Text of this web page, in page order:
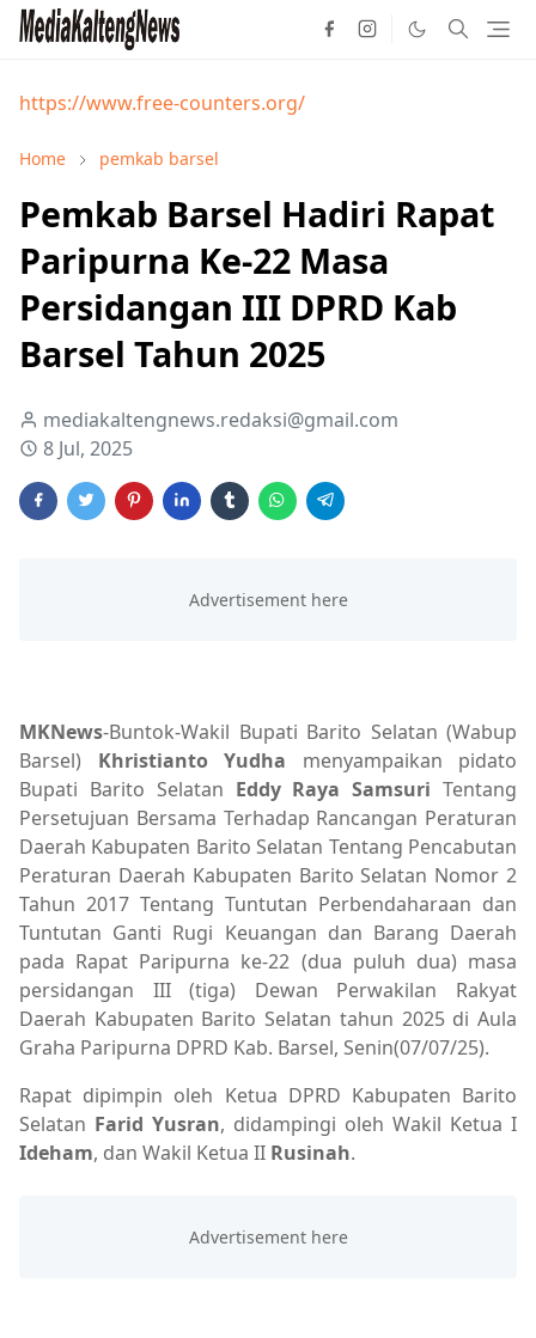
https://www.free-counters.org/
Home pemkab barsel
Pemkab Barsel Hadiri Rapat
Paripurna Ke-22 Masa
Persidangan III DPRD Kab
Barsel Tahun 2025
mediakaltengnews.redaksi@gmail.com
8 Jul, 2025
MKNews-Buntok-Wakil Bupati Barito Selatan (Wabup
Barsel) Khristianto Yudha menyampaikan pidato
Bupati Barito Selatan Eddy Raya Samsuri Tentang
Persetujuan Bersama Terhadap Rancangan Peraturan
Daerah Kabupaten Barito Selatan Tentang Pencabutan
Peraturan Daerah Kabupaten Barito Selatan Nomor 2
Tahun 2017 Tentang Tuntutan Perbendaharaan dan
Tuntutan Ganti Rugi Keuangan dan Barang Daerah
pada Rapat Paripurna ke-22 (dua puluh dua) masa
persidangan III (tiga) Dewan Perwakilan Rakyat
Daerah Kabupaten Barito Selatan tahun 2025 di Aula
Graha Paripurna DPRD Kab. Barsel, Senin(07/07/25).
Rapat dipimpin oleh Ketua DPRD Kabupaten Barito
Selatan Farid Yusran, didampingi oleh Wakil Ketua I
Ideham, dan Wakil Ketua II Rusinah.